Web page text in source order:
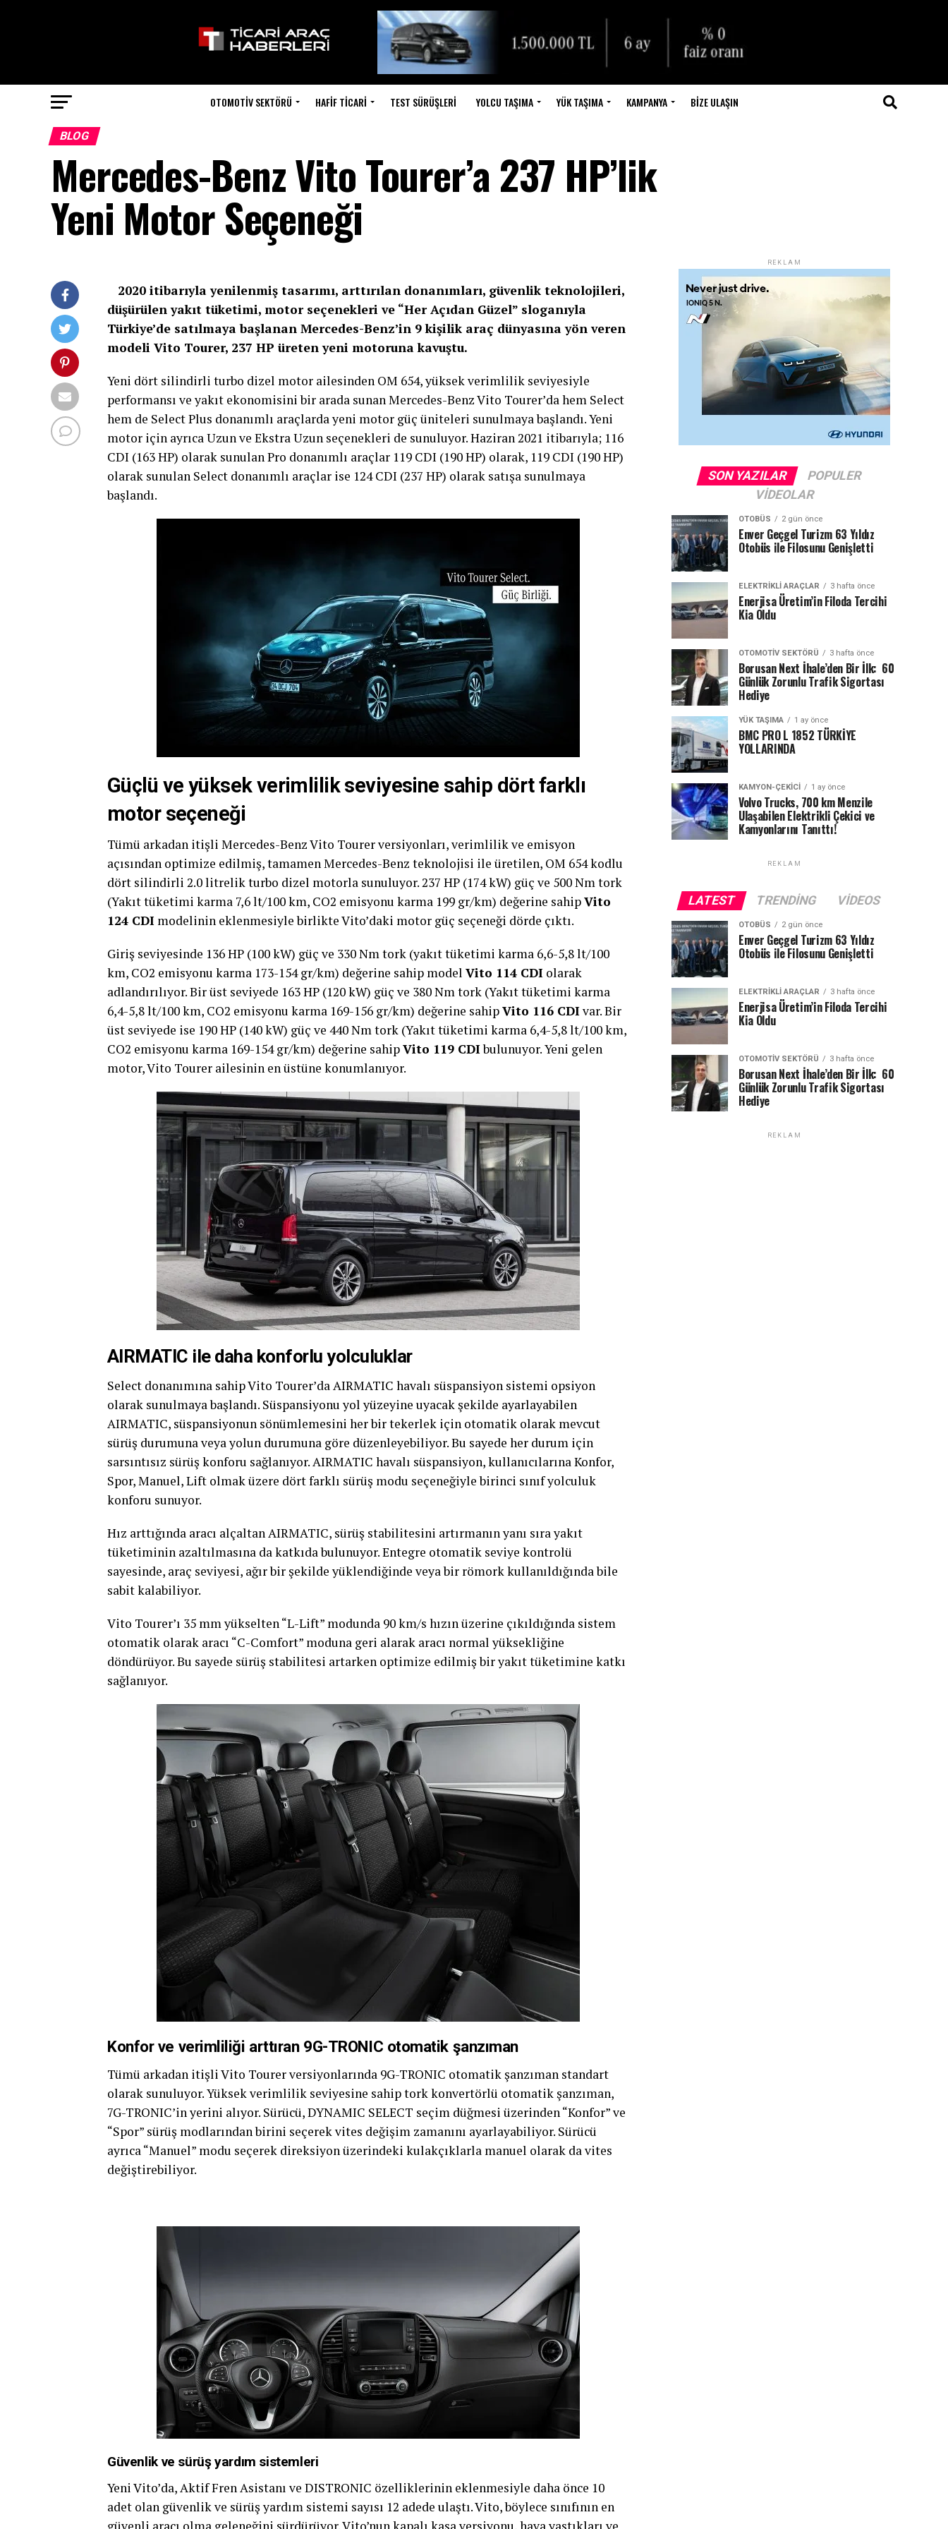
OTOMOTIV SEKTÖRÜ HAFIF TICARI TEST SÜRÜŞLERI YOLCU TAŞIMA YÜK TAŞIMA KAMPANYA BIZE ULAŞIN
BLOG
Mercedes-Benz Vito Tourer’a 237 HP’lik
Yeni Motor Seçeneği
2020 itibarıyla yenilenmiş tasarımı, arttırılan donanımları, güvenlik teknolojileri,
düşürülen yakıt tüketimi, motor seçenekleri ve “Her Açıdan Güzel” sloganıyla
Türkiye’de satılmaya başlanan Mercedes-Benz’in 9 kişilik araç dünyasına yön veren
modeli Vito Tourer, 237 HP üreten yeni motoruna kavuştu.
Yeni dört silindirli turbo dizel motor ailesinden OM 654, yüksek verimlilik seviyesiyle
performansı ve yakıt ekonomisini bir arada sunan Mercedes-Benz Vito Tourer’da hem Select
hem de Select Plus donanımlı araçlarda yeni motor güç üniteleri sunulmaya başlandı. Yeni
motor için ayrıca Uzun ve Ekstra Uzun seçenekleri de sunuluyor. Haziran 2021 itibarıyla; 116
CDI (163 HP) olarak sunulan Pro donanımlı araçlar 119 CDI (190 HP) olarak, 119 CDI (190 HP)
olarak sunulan Select donanımlı araçlar ise 124 CDI (237 HP) olarak satışa sunulmaya
başlandı.
Güçlü ve yüksek verimlilik seviyesine sahip dört farklı
motor seçeneği
Tümü arkadan itişli Mercedes-Benz Vito Tourer versiyonları, verimlilik ve emisyon
açısından optimize edilmiş, tamamen Mercedes-Benz teknolojisi ile üretilen, OM 654 kodlu
dört silindirli 2.0 litrelik turbo dizel motorla sunuluyor. 237 HP (174 kW) güç ve 500 Nm tork
(Yakıt tüketimi karma 7,6 lt/100 km, CO2 emisyonu karma 199 gr/km) değerine sahipVito
124 CDI modelinin eklenmesiyle birlikte Vito’daki motor güç seçeneği dörde çıktı.
Giriş seviyesinde 136 HP (100 kW) güç ve 330 Nm tork (yakıt tüketimi karma 6,6-5,8 lt/100
km, CO2 emisyonu karma 173-154 gr/km) değerine sahip model Vito 114 CDI olarak
adlandırılıyor. Bir üst seviyede 163 HP (120 kW) güç ve 380 Nm tork (Yakıt tüketimi karma
6,4-5,8 lt/100 km, CO2 emisyonu karma 169-156 gr/km) değerine sahipVito 116 CDIvar. Bir
üst seviyede ise 190 HP (140 kW) güç ve 440 Nm tork (Yakıt tüketimi karma 6,4-5,8 lt/100 km,
CO2 emisyonu karma 169-154 gr/km) değerine sahipVito 119 CDIbulunuyor. Yeni gelen
motor, Vito Tourer ailesinin en üstüne konumlanıyor.
AIRMATIC ile daha konforlu yolculuklar
Select donanımına sahip Vito Tourer’da AIRMATIC havalı süspansiyon sistemi opsiyon
olarak sunulmaya başlandı. Süspansiyonu yol yüzeyine uyacak şekilde ayarlayabilen
AIRMATIC, süspansiyonun sönümlemesini her bir tekerlek için otomatik olarak mevcut
sürüş durumuna veya yolun durumuna göre düzenleyebiliyor. Bu sayede her durum için
sarsıntısız sürüş konforu sağlanıyor. AIRMATIC havalı süspansiyon, kullanıcılarına Konfor,
Spor, Manuel, Lift olmak üzere dört farklı sürüş modu seçeneğiyle birinci sınıf yolculuk
konforu sunuyor.
Hız arttığında aracı alçaltan AIRMATIC, sürüş stabilitesini artırmanın yanı sıra yakıt
tüketiminin azaltılmasına da katkıda bulunuyor. Entegre otomatik seviye kontrolü
sayesinde, araç seviyesi, ağır bir şekilde yüklendiğinde veya bir römork kullanıldığında bile
sabit kalabiliyor.
Vito Tourer’ı 35 mm yükselten “L-Lift” modunda 90 km/s hızın üzerine çıkıldığında sistem
otomatik olarak aracı “C-Comfort” moduna geri alarak aracı normal yüksekliğine
döndürüyor. Bu sayede sürüş stabilitesi artarken optimize edilmiş bir yakıt tüketimine katkı
sağlanıyor.
Konfor ve verimliliği arttıran 9G-TRONIC otomatik şanzıman
Tümü arkadan itişli Vito Tourer versiyonlarında 9G-TRONIC otomatik şanzıman standart
olarak sunuluyor. Yüksek verimlilik seviyesine sahip tork konvertörlü otomatik şanzıman,
7G-TRONIC’in yerini alıyor. Sürücü, DYNAMIC SELECT seçim düğmesi üzerinden “Konfor” ve
“Spor” sürüş modlarından birini seçerek vites değişim zamanını ayarlayabiliyor. Sürücü
ayrıca “Manuel” modu seçerek direksiyon üzerindeki kulakçıklarla manuel olarak da vites
değiştirebiliyor.
Güvenlik ve sürüş yardım sistemleri
Yeni Vito’da, Aktif Fren Asistanı ve DISTRONIC özelliklerinin eklenmesiyle daha önce 10
adet olan güvenlik ve sürüş yardım sistemi sayısı 12 adede ulaştı. Vito, böylece sınıfının en
REKLAM
SON YAZILAR
POPULER
VIDEOLAR
OTOBÜS 2 gün önce
Enver Geçgel Turizm 63 Yıldız
Otobüs ile Filosunu Genişletti
ELEKTRIKLI ARAÇLAR 3 hafta önce
Enerjisa Üretim’in Filoda Tercihi
Kia Oldu
OTOMOTIV SEKTÖRÜ 3 hafta önce
Borusan Next İhale’den Bir İlk: 60
Günlük Zorunlu Trafik Sigortası
Hediye
YÜK TAŞIMA 1 ay önce
BMC PRO L 1852 TÜRKİYE
YOLLARINDA
KAMYON-ÇEKICI 1 ay önce
Volvo Trucks, 700 km Menzile
Ulaşabilen Elektrikli Çekici ve
Kamyonlarını Tanıttı!
REKLAM
LATEST TRENDING VIDEOS
OTOBÜS 2 gün önce
Enver Geçgel Turizm 63 Yıldız
Otobüs ile Filosunu Genişletti
ELEKTRIKLI ARAÇLAR 3 hafta önce
Enerjisa Üretim’in Filoda Tercihi
Kia Oldu
OTOMOTIV SEKTÖRÜ 3 hafta önce
Borusan Next İhale’den Bir İlk: 60
Günlük Zorunlu Trafik Sigortası
Hediye
REKLAM